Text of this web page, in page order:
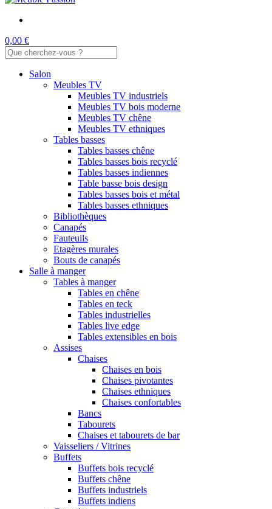
0,00 €
Salon
Meubles TV
Meubles TV industriels
Meubles TV bois moderne
Meubles TV chêne
Meubles TV ethniques
Tables basses
Tables basses chêne
Tables basses bois recyclé
Tables basses indiennes
Table basse bois design
Tables basses bois et métal
Tables basses ethniques
Bibliothèques
Canapés
Fauteuils
Etagères murales
Bouts de canapés
Salle à manger
Tables à manger
Tables en chêne
Tables en teck
Tables industrielles
Tables live edge
Tables extensibles en bois
Assises
Chaises
Chaises en bois
Chaises pivotantes
Chaises ethniques
Chaises confortables
Bancs
Tabourets
Chaises et tabourets de bar
Vaisseliers / Vitrines
Buffets
Buffets bois recyclé
Buffets chêne
Buffets industriels
Buffets indiens